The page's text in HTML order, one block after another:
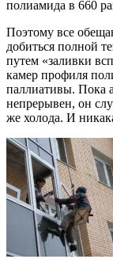
полиамида в 660
Поэтому все
добиться полной
путем «заливки
камер профиля
паллиативы. Пока
непрерывен, он
же холода. И